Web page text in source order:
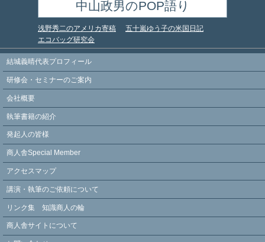
浅野秀二のアメリカ寄稿 五十嵐ゆう子の米国日記
中山政男のPOP語り
エコバッグ研究会
結城義晴代表プロフィール
研修会・セミナーのご案内
会社概要
執筆書籍の紹介
発起人の皆様
商人舎Special Member
アクセスマップ
講演・執筆のご依頼について
リンク集 知識商人の輪
商人舎サイトについて